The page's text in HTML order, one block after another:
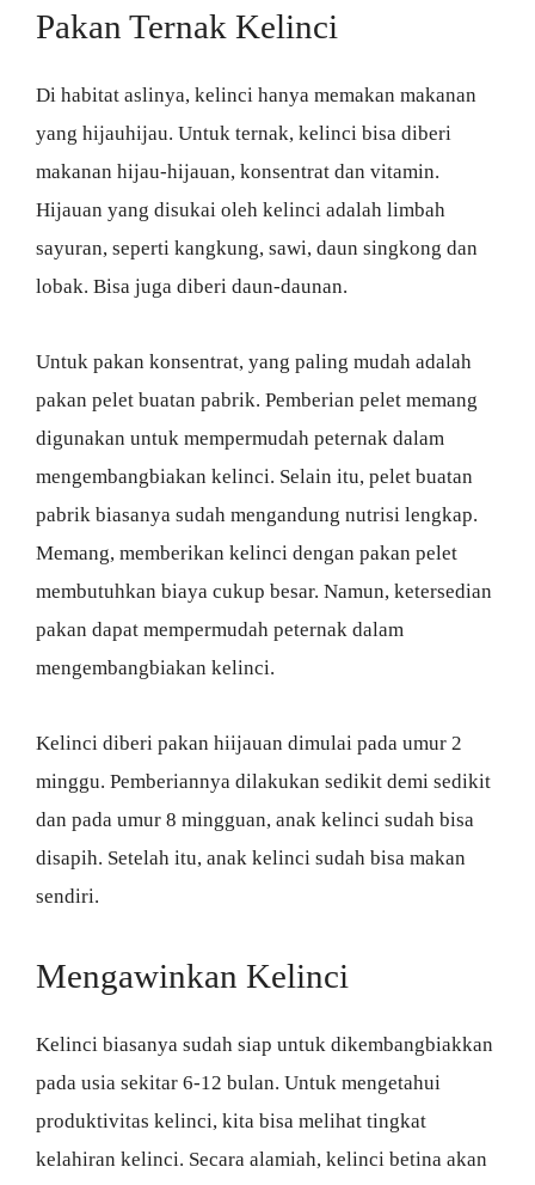
Pakan Ternak Kelinci
Di habitat aslinya, kelinci hanya memakan makanan
yang hijauhijau. Untuk ternak, kelinci bisa diberi
makanan hijau-hijauan, konsentrat dan vitamin.
Hijauan yang disukai oleh kelinci adalah limbah
sayuran, seperti kangkung, sawi, daun singkong dan
lobak. Bisa juga diberi daun-daunan.
Untuk pakan konsentrat, yang paling mudah adalah
pakan pelet buatan pabrik. Pemberian pelet memang
digunakan untuk mempermudah peternak dalam
mengembangbiakan kelinci. Selain itu, pelet buatan
pabrik biasanya sudah mengandung nutrisi lengkap.
Memang, memberikan kelinci dengan pakan pelet
membutuhkan biaya cukup besar. Namun, ketersedian
pakan dapat mempermudah peternak dalam
mengembangbiakan kelinci.
Kelinci diberi pakan hiijauan dimulai pada umur 2
minggu. Pemberiannya dilakukan sedikit demi sedikit
dan pada umur 8 mingguan, anak kelinci sudah bisa
disapih. Setelah itu, anak kelinci sudah bisa makan
sendiri.
Mengawinkan Kelinci
Kelinci biasanya sudah siap untuk dikembangbiakkan
pada usia sekitar 6-12 bulan. Untuk mengetahui
produktivitas kelinci, kita bisa melihat tingkat
kelahiran kelinci. Secara alamiah, kelinci betina akan